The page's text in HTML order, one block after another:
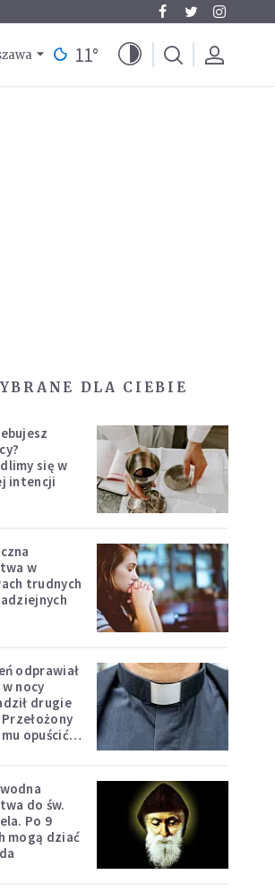
11°
DLA CIEBIE
się w
intencji
w
trudnych
odprawiał
nocy
drugie
opuścić
do św.
Po 9
mogą dziać